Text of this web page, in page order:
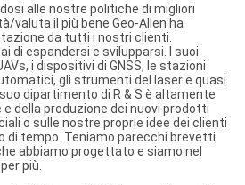
alle nostre politiche di migliori
valuta il più bene Geo-Allen ha
da tutti i nostri clienti.
di espandersi e svilupparsi. I suoi
i dispositivi di GNSS, le stazioni
gli strumenti del laser e quasi
dipartimento di R & S è altamente
della produzione dei nuovi prodotti
o sulle nostre proprie idee dei clienti
di tempo. Teniamo parecchi brevetti
abbiamo progettato e siamo nel
più.